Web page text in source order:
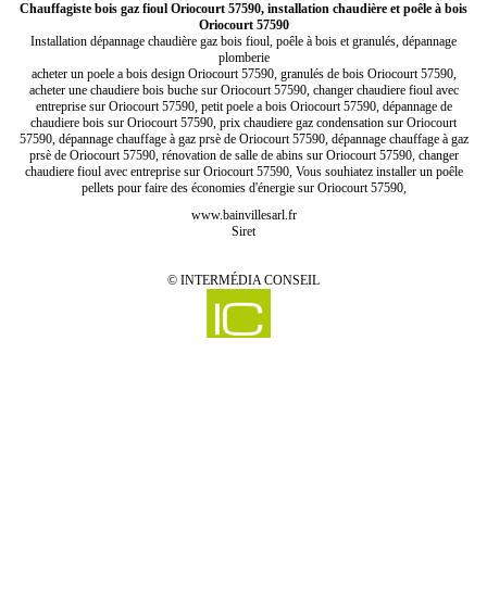
Chauffagiste bois gaz fioul Oriocourt 57590, installation chaudière et poêle à bois
Oriocourt 57590
Installation dépannage chaudière gaz bois fioul, poêle à bois et granulés, dépannage
plomberie
acheter un poele a bois design Oriocourt 57590, granulés de bois Oriocourt 57590,
acheter une chaudiere bois buche sur Oriocourt 57590, changer chaudiere fioul avec
entreprise sur Oriocourt 57590, petit poele a bois Oriocourt 57590, dépannage de
chaudiere bois sur Oriocourt 57590, prix chaudiere gaz condensation sur Oriocourt
57590, dépannage chauffage à gaz prsè de Oriocourt 57590, dépannage chauffage à gaz
prsè de Oriocourt 57590, rénovation de salle de abins sur Oriocourt 57590, changer
chaudiere fioul avec entreprise sur Oriocourt 57590, Vous souhiatez installer un poêle
pellets pour faire des économies d'énergie sur Oriocourt 57590,
www.bainvillesarl.fr
Siret
© INTERMÉDIA CONSEIL